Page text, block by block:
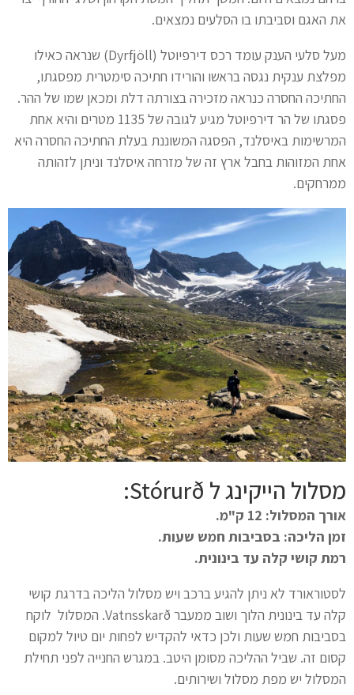
את האגם וסביבתו בו הסלעים נמצאים.
מעל סלעי הענק עומד רכס דירפיוטל (Dyrfjöll) שנראה כאילו
מפלצת ענקית נגסה בראשו והורידו חתיכה סימטרית מפסגתו,
החתיכה החסרה כנראה מזכירה בצורתה דלת ומכאן שמו של ההר.
פסגתו של הר דירפיוטל מגיע לגובה של 1135 מטרים והיא אחת
המרשימות באיסלנד, הפסגה המשוננת בעלת החתיכה החסרה היא
אחת המזוהות בחבל ארץ זה של מזרחה איסלנד וניתן לזהותה
ממרחקים.
מסלול הייקינג ל Stórurð:
אורך המסלול: 12 ק"מ.
זמן הליכה: בסביבות חמש שעות.
רמת קושי קלה עד בינונית.
לסטוראורד לא ניתן להגיע ברכב ויש מסלול הליכה בדרגת קושי
קלה עד בינונית הלוך ושוב ממעבר Vatnsskarð. המסלול לוקח
בסביבות חמש שעות ולכן כדאי להקדיש לפחות יום טיול למקום
קסום זה. שביל ההליכה מסומן היטב. במגרש החנייה לפני תחילת
המסלול יש מפת מסלול ושירותים.